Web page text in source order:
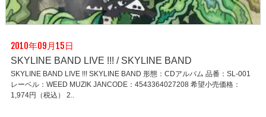
2010年09月15日
SKYLINE BAND LIVE !!! / SKYLINE BAND
SKYLINE BAND LIVE !!! SKYLINE BAND 形態：CDアルバム 品番：SL-001
レーベル：WEED MUZIK JANCODE：4543364027208 希望小売価格：
1,974円（税込） 2..